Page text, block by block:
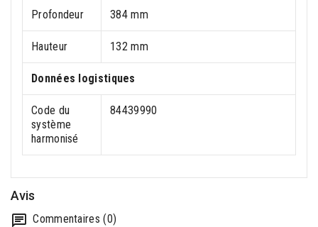
Profondeur 384 mm
Hauteur 132 mm
Données logistiques
Code du
système
harmonisé
84439990
Avis
Commentaires (0)